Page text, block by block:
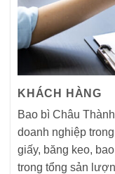
KHÁCH HÀNG
Bao bì Châu
doanh nghiệp
giấy, băng keo,
trong tổng sản